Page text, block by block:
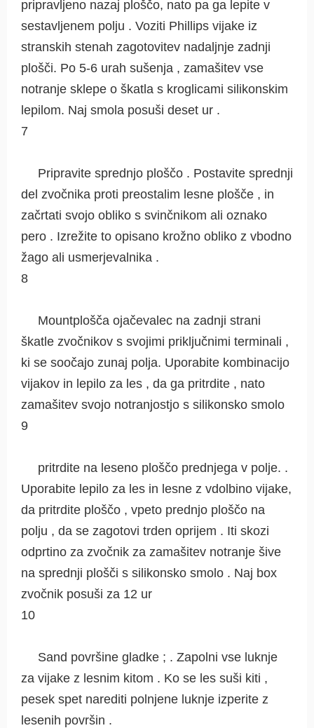
pripravljeno nazaj ploščo, nato pa ga lepite v
sestavljenem polju . Voziti Phillips vijake iz
stranskih stenah zagotovitev nadaljnje zadnji
plošči. Po 5-6 urah sušenja , zamašitev vse
notranje sklepe o škatla s kroglicami silikonskim
lepilom. Naj smola posuši deset ur .
7
Pripravite sprednjo ploščo . Postavite sprednji
del zvočnika proti preostalim lesne plošče , in
začrtati svojo obliko s svinčnikom ali oznako
pero . Izrežite to opisano krožno obliko z vbodno
žago ali usmerjevalnika .
8
Mountplošča ojačevalec na zadnji strani
škatle zvočnikov s svojimi priključnimi terminali ,
ki se soočajo zunaj polja. Uporabite kombinacijo
vijakov in lepilo za les , da ga pritrdite , nato
zamašitev svojo notranjostjo s silikonsko smolo
9
pritrdite na leseno ploščo prednjega v polje. .
Uporabite lepilo za les in lesne z vdolbino vijake,
da pritrdite ploščo , vpeto prednjo ploščo na
polju , da se zagotovi trden oprijem . Iti skozi
odprtino za zvočnik za zamašitev notranje šive
na sprednji plošči s silikonsko smolo . Naj box
zvočnik posuši za 12 ur
10
Sand površine gladke ; . Zapolni vse luknje
za vijake z lesnim kitom . Ko se les suši kiti ,
pesek spet narediti polnjene luknje izperite z
lesenih površin .